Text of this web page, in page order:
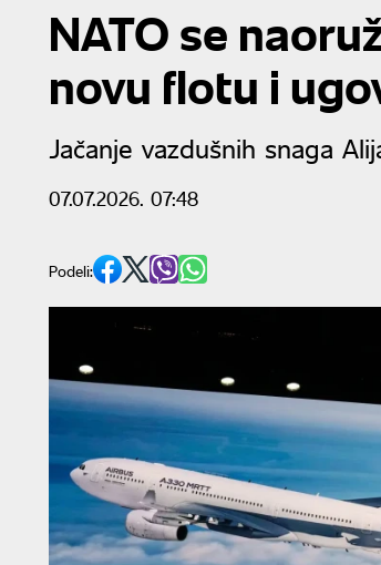
NATO se
novu flotu i
Jačanje vazdušnih snaga
07.07.2026. 07:48
Podeli: